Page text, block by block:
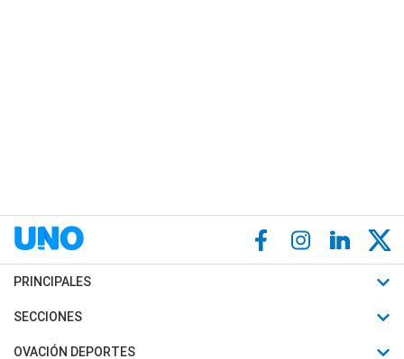
PRINCIPALES
Últimas Noticias
Política
SECCIONES
Horóscopo
OVACIÓN DEPORTES